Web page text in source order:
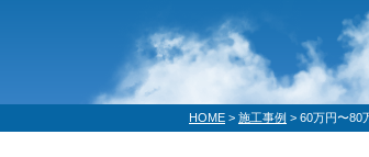
HOME > 施工事例 > 60万円〜80